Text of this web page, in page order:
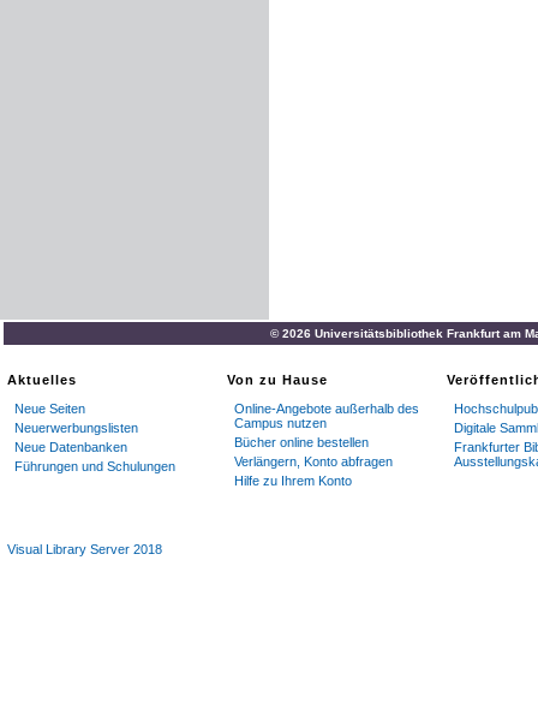
© 2026 Universitätsbibliothek Frankfurt am
Aktuelles
Neue Seiten
Neuerwerbungslisten
Neue Datenbanken
Führungen und Schulungen
Von zu Hause
Online-Angebote außerhalb des
Campus nutzen
Bücher online bestellen
Verlängern, Konto abfragen
Hilfe zu Ihrem Konto
Digitale
Frankfurter
Visual Library Server 2018